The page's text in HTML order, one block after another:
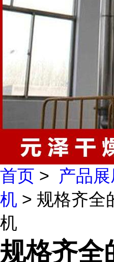
首页 > 产品
机 > 规格齐全
机
规格齐全